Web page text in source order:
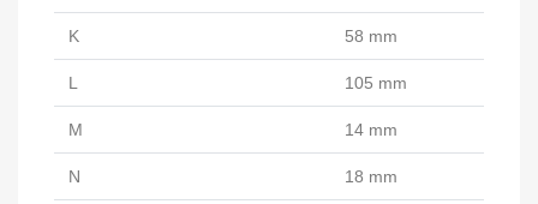
K 58 mm
L 105 mm
M 14 mm
N 18 mm